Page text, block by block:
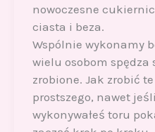
nowoczesne
ciasta i
Wspólnie wykonamy
wielu osobom spędza
zrobione. Jak zrobić
prostszego, nawet
wykonywałeś toru